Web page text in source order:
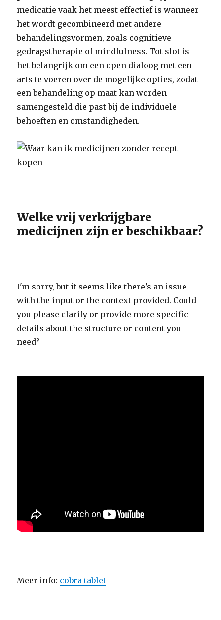
medicatie vaak het meest effectief is wanneer
het wordt gecombineerd met andere
behandelingsvormen, zoals cognitieve
gedragstherapie of mindfulness. Tot slot is
het belangrijk om een open dialoog met een
arts te voeren over de mogelijke opties, zodat
een behandeling op maat kan worden
samengesteld die past bij de individuele
behoeften en omstandigheden.
Welke vrij verkrijgbare
medicijnen zijn er beschikbaar?
I'm sorry, but it seems like there's an issue
with the input or the context provided. Could
you please clarify or provide more specific
details about the structure or content you
need?
Meer info: cobra tablet